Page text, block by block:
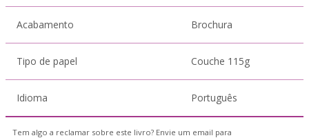
Acabamento Brochura
Tipo de papel Couche 115g
Idioma Português
Tem algo a reclamar sobre este livro? Envie um email para